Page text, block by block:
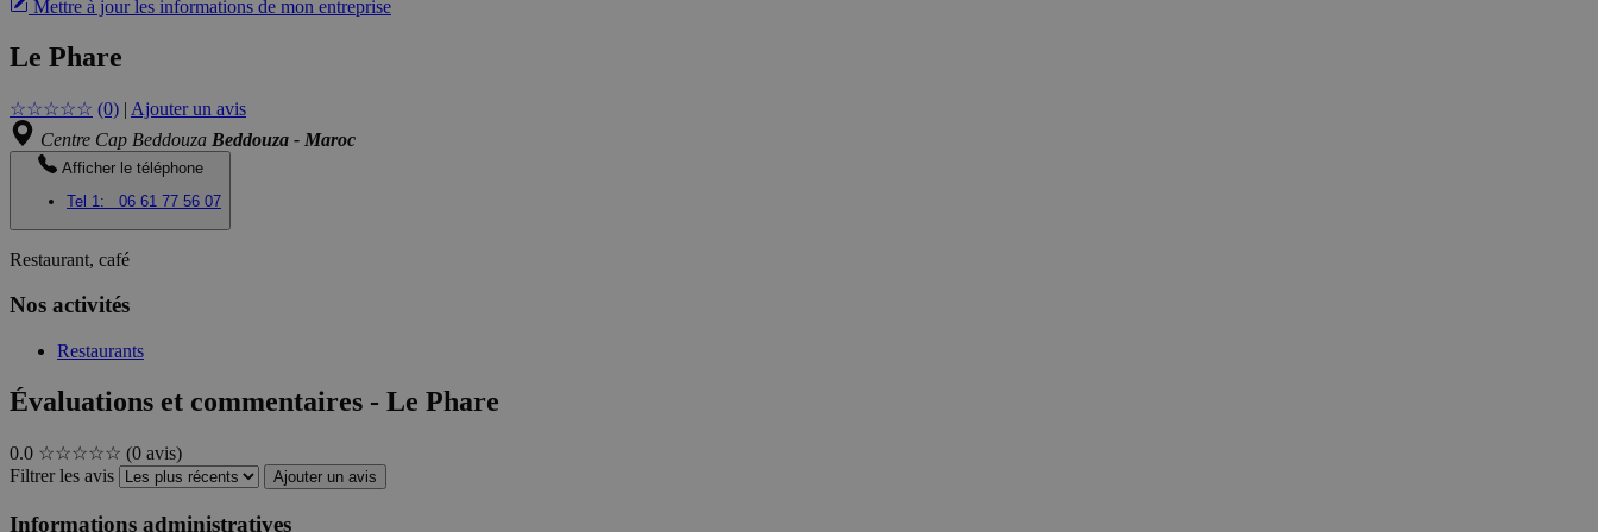
Mettre à jour les informations de mon entreprise
Le Phare
☆☆☆☆☆ (0) | Ajouter un avis
Centre Cap Beddouza Beddouza - Maroc
Afficher le téléphone
Tel 1:
06 61 77 56 07
Restaurant, café
Nos activités
Restaurants
Évaluations et commentaires - Le Phare
0.0 ☆☆☆☆☆ (0 avis)
Filtrer les avis
Ajouter un avis
Informations administratives